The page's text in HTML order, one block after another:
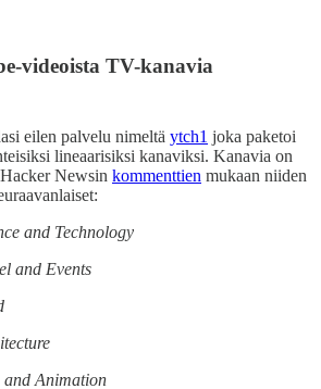
videoista TV-kanavia
eilen palvelu nimeltä ytch1 joka paketoi
lineaarisiksi kanaviksi. Kanavia on
Newsin kommenttien mukaan niiden
and Technology
and Events
Animation